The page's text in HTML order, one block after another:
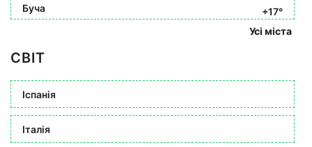
Буча
+17°
Усі міста
СВІТ
Іспанія
Італія